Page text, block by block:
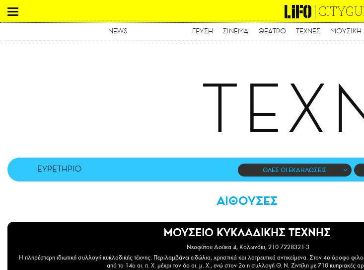
NEWS ΓΕΥΣΗ ΣΙΝΕΜΑ ΘΕΑΤΡΟ ΤΕΧΝΕΣ ΜΟΥΣΙΚΗ
ΕΥΡΕΤΗΡΙΟ ΟΛΕΣ ΟΙ ΕΚΔΗΛΩΣΕΙΣ
ΑΙΘΟΥΣΕΣ
ΜΟΥΣΕΙΟ ΚΥΚΛΑΔΙΚΗΣ ΤΕΧΝΗΣ
Νεοφύτου Δούκα 4, Κολωνάκι, 210 7228321-3
Η πληρέστερη ιδιωτική συλλογή κυκλαδικής τέχνης. Περιλαμβάνει ειδώλια, χρηστικά και λατρευτικά αντικείμενα. Στον 4ο όροφο
από το 14ο αι. π. Χ. μέχρι τον 6ο αι. μ. Χ., ενώ στον 2ο η συλλογή Θ. Ν. Ζιντίλη με 710 κυπριακές